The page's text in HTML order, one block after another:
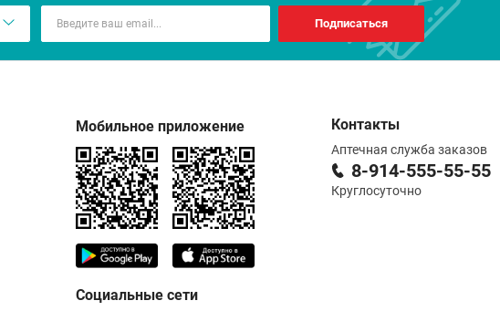
Подписаться
Мобильное приложение
Социальные сети
Контакты
Аптечная служба заказов
8-914-555-55-55
Круглосуточно